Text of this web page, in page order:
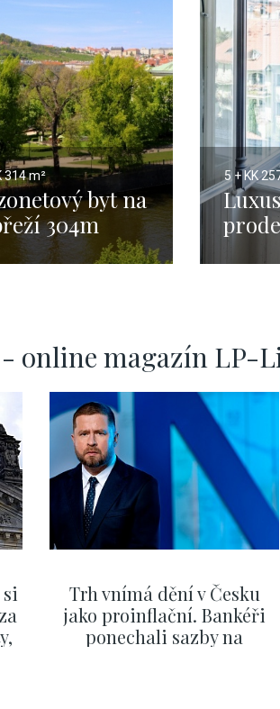
314 m²
byt na
304m
5 + KK
online magazín LP-
Trh vnímá dění v Česku
jako proinflační. Bankéři
ponechali sazby na